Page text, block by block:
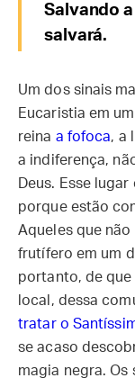
Salvando
salvará.
Um dos sinais
Eucaristia em
reina a fofoca, a
a indiferença,
Deus. Esse
porque estão
Aqueles que
frutífero em um
portanto, de que
local, dessa
tratar o
se acaso
magia negra.